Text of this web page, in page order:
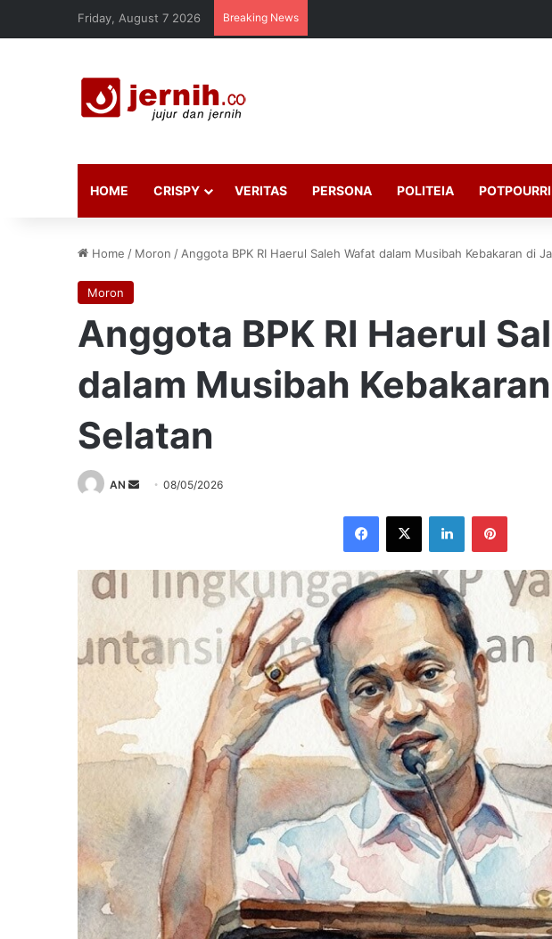
Friday, August 7 2026 Breaking News
HOME CRISPY VERITAS PERSONA POLITEIA POTPOURRI
Home / Moron / Anggota BPK RI Haerul Saleh Wafat dalam Musibah Kebakaran di
Moron
Anggota BPK RI Haerul
dalam Musibah
Selatan
AN
Send08/05/2026
Facebook
X LinkedInPinterest